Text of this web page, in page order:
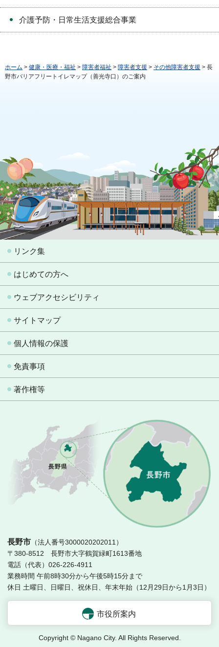
介護予防・日常生活支援総合事業
ホーム > 健康・医療・福祉 > 障害者福祉 > 障害者支援 > その他障害者支援 > 長
野市バリアフリートイレマップ（善光寺口）のご案内
リンク集
はじめての方へ
ウェブアクセシビリティ
サイトマップ
個人情報の保護
免責事項
著作権等
長野市 （法人番号3000020202011）
〒380-8512 長野市大字鶴賀緑町1613番地
電話（代表）026-226-4911
業務時間 午前8時30分から午後5時15分まで
休日 土曜日、日曜日、祝休日、年末年始（12月29日から1月3日）
市役所案内
Copyright © Nagano City. All Rights Reserved.